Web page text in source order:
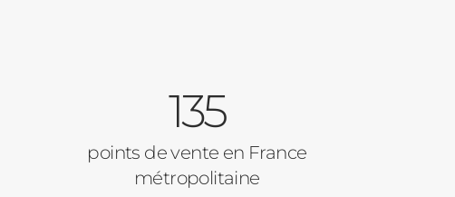
135
points de vente en France
métropolitaine